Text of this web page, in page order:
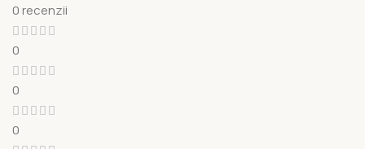
0 recenzii
0
0
0